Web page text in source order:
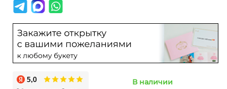
В наличии